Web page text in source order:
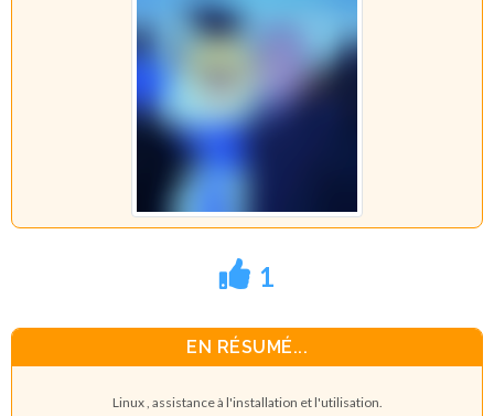
1
EN RÉSUMÉ...
Linux , assistance à l'installation et l'utilisation.